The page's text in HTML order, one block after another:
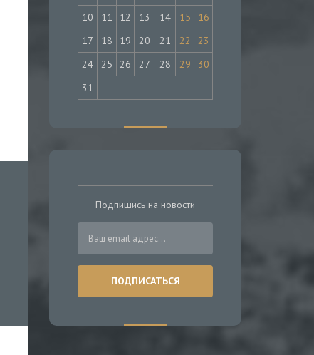
10
11 12 13 14 15
16
17
18 19 20 21 22
23
24
25 26 27 28 29
30
31
Подпишись на новости